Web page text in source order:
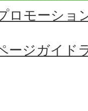
ロモーショ
ージガイド